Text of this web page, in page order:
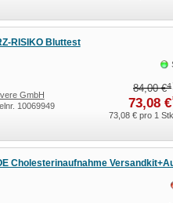
RISIKO Bluttest
GmbH
10069949
84,00 €
73,08 €
73,08 € pro 1 Stk
Cholesterinaufnahme